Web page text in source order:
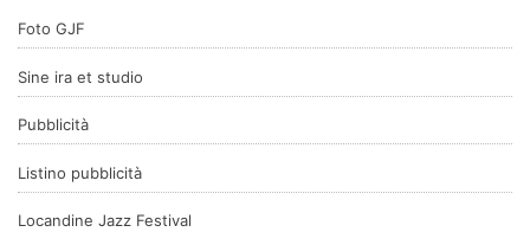
Foto GJF
Sine ira et studio
Pubblicità
Listino pubblicità
Locandine Jazz Festival